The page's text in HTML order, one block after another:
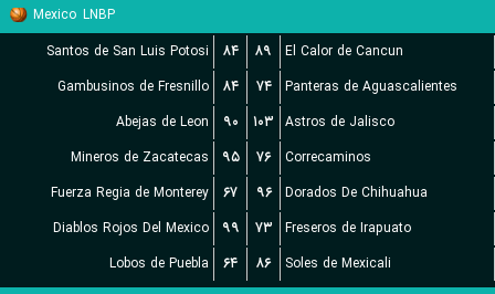
Mexico LNBP
Santos de San Luis Potosi
۸۴ ۸۹
El Calor de Cancun
Gambusinos de Fresnillo
۸۴ ۷۴
Panteras de Aguascalientes
Abejas de Leon
۹۰ ۱۰۳ Astros de Jalisco
Mineros de Zacatecas
۹۵ ۷۶
Correcaminos
Fuerza Regia de Monterey
۶۷ ۹۶
Dorados De Chihuahua
Diablos Rojos Del Mexico
۹۹ ۷۳
Freseros de Irapuato
Lobos de Puebla
۶۴ ۸۶
Soles de Mexicali